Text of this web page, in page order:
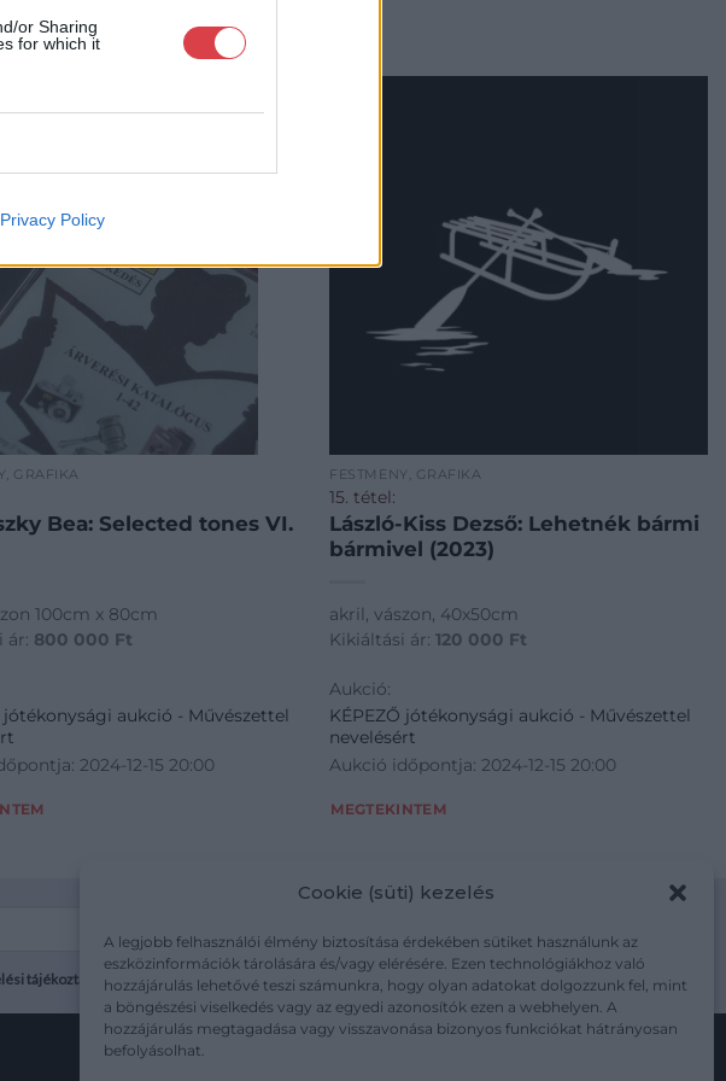
or Sharing
for which it
Privacy Policy
Cookie (süti) kezelés
A legjobb felhasználói élmény biztosítása érdekében sütiket használunk az
eszközinformációk tárolására és/vagy elérésére. Ezen technológiákhoz való
hozzájárulás lehetővé teszi számunkra, hogy olyan adatokat dolgozzunk fel, mint
a böngészési viselkedés vagy az egyedi azonosítók ezen a webhelyen. A
hozzájárulás megtagadása vagy visszavonása bizonyos funkciókat hátrányosan
befolyásolhat.
GRAFIKA
Bea: Selected tones VI.
100cm x 80cm
ár: 800 000 Ft
jótékonysági aukció - Művészettel
2024-12-15 20:00
FESTMÉNY, GRAFIKA
15. tétel:
László-Kiss Dezső: Lehetnék bármi
bármivel (2023)
akril, vászon, 40x50cm
Kikiáltási ár:120 000 Ft
Aukció:
KÉPEZŐ jótékonysági aukció - Művészettel
nevelésért
Aukció időpontja: 2024-12-15 20:00
MEGTEKINTEM
tájékoztatót: mutargy.com/adatkezelesi-tajekoztato/